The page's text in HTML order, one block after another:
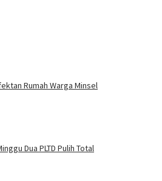
Rumah Warga Minsel
Dua PLTD Pulih Total